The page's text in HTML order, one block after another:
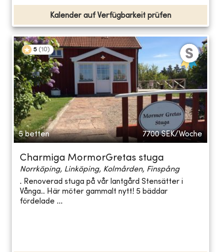
Kalender auf Verfügbarkeit prüfen
5 (10)
5 betten 7700 SEK/Woche
Charmiga MormorGretas stuga
Norrköping, Linköping, Kolmården, Finspång
. Renoverad stuga på vår lantgård Stensätter i
Vånga.. Här möter gammalt nytt! 5 bäddar
fördelade ...